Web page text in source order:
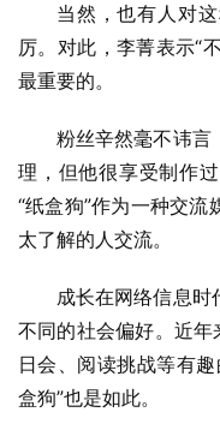
当然，也有人对
厉。对此，李菁表示“
最重要的。
粉丝辛然毫不讳言
理，但他很享受制作
“纸盒狗”作为一种交
太了解的人交流。
成长在网络信息时
不同的社会偏好。近
日会、阅读挑战等有
盒狗”也是如此。